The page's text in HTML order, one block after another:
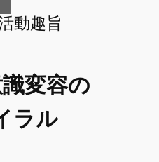
動趣旨
変容の
ラル